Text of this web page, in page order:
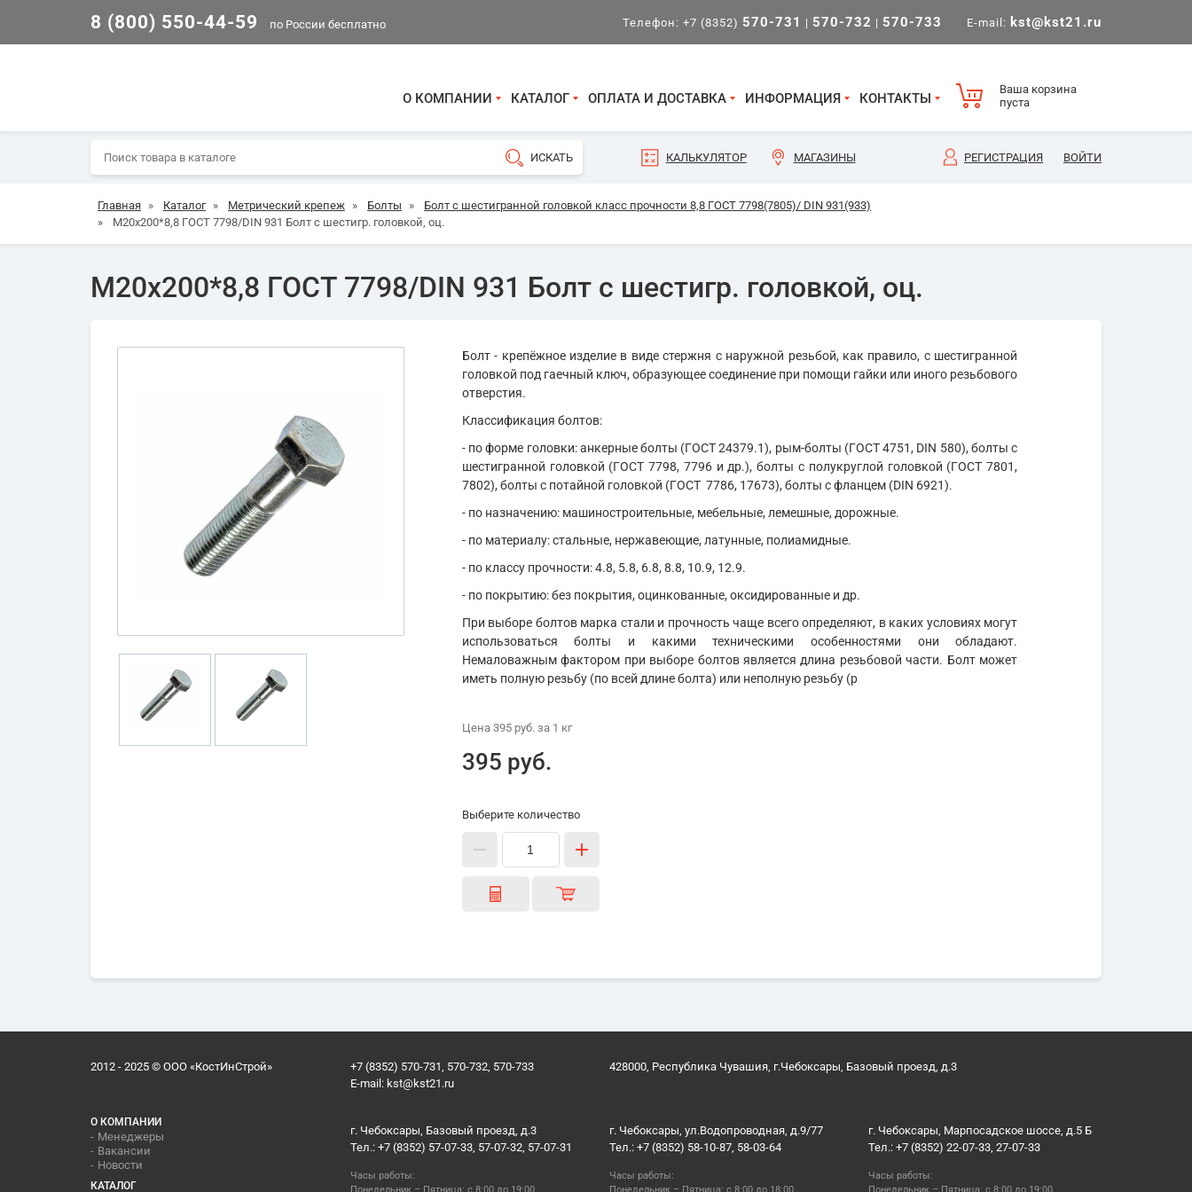
8 (800) 550-44-59 по России бесплатно Телефон: +7 (8352) 570-731 | 570-732 | 570-733 E-mail: kst@kst21.ru
О КОМПАНИИ КАТАЛОГ ОПЛАТА И ДОСТАВКА ИНФОРМАЦИЯ КОНТАКТЫ
Ваша корзина
пуста
КАЛЬКУЛЯТОР МАГАЗИНЫ РЕГИСТРАЦИЯ ВОЙТИ
Главная » Каталог » Метрический крепеж » Болты »
Болт с шестигранной головкой класс прочности 8,8 ГОСТ 7798(7805)/ DIN 931(933)
»
М20х200*8,8 ГОСТ 7798/DIN 931 Болт с шестигр. головкой, оц.
М20х200*8,8 ГОСТ 7798/DIN 931 Болт с шестигр. головкой, оц.
Болт - крепёжное изделие в виде стержня с наружной резьбой, как правило, с шестигранной
головкой под гаечный ключ, образующее соединение при помощи гайки или иного резьбового
отверстия.
Классификация болтов:
- по форме головки: анкерные болты (ГОСТ 24379.1), рым-болты (ГОСТ 4751, DIN 580), болты с
шестигранной головкой (ГОСТ 7798, 7796 и др.), болты с полукруглой головкой (ГОСТ 7801,
7802), болты с потайной головкой (ГОСТ 7786, 17673), болты с фланцем (DIN 6921).
- по назначению: машиностроительные, мебельные, лемешные, дорожные.
- по материалу: стальные, нержавеющие, латунные, полиамидные.
- по классу прочности: 4.8, 5.8, 6.8, 8.8, 10.9, 12.9.
- по покрытию: без покрытия, оцинкованные, оксидированные и др.
При выборе болтов марка стали и прочность чаще всего определяют, в каких условиях могут
использоваться болты и какими техническими особенностями они обладают.
Немаловажным фактором при выборе болтов является длина резьбовой части. Болт может
иметь полную резьбу (по всей длине болта) или неполную резьбу (р
Цена 395 руб.за 1 кг
395 руб.
Выберите количество
2012 - 2025 © ООО «КостИнСтрой»
+7 (8352) 570-731, 570-732, 570-733
E-mail: kst@kst21.ru
428000, Республика Чувашия, г.Чебоксары, Базовый проезд, д.3
О КОМПАНИИ
Менеджеры
Вакансии
Новости
КАТАЛОГ
г. Чебоксары, Базовый проезд, д.3
Тел.: +7 (8352) 57-07-33, 57-07-32, 57-07-31
Часы работы:
г. Чебоксары, ул.Водопроводная, д.9/77
Тел.: +7 (8352) 58-10-87, 58-03-64
Часы работы:
г. Чебоксары, Марпосадское шоссе, д.5 Б
Тел.: +7 (8352) 22-07-33, 27-07-33
Часы работы: